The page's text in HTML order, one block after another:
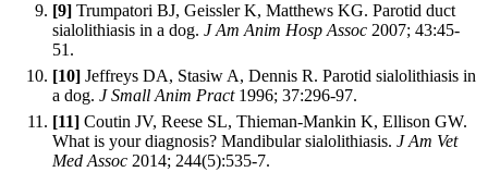
[9] Trumpatori BJ, Geissler K, Matthews KG. Parotid duct
sialolithiasis in a dog. J Am Anim Hosp Assoc 2007; 43:45-
51.
[10] Jeffreys DA, Stasiw A, Dennis R. Parotid sialolithiasis in
a dog. J Small Anim Pract1996; 37:296-97.
[11] Coutin JV, Reese SL, Thieman-Mankin K, Ellison GW.
What is your diagnosis? Mandibular sialolithiasis. J Am Vet
Med Assoc 2014; 244(5):535-7.